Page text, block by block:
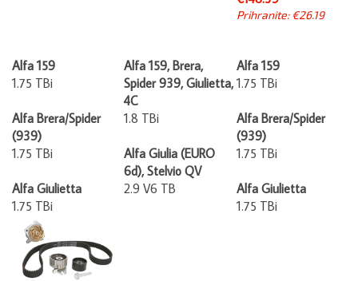
Prihranite: €26.19
Alfa 159
1.75 TBi
Alfa Brera/Spider
(939)
1.75 TBi
Alfa Giulietta
1.75 TBi
Alfa 159, Brera,
Spider 939, Giulietta,
4C
1.8 TBi
Alfa Giulia (EURO
6d), Stelvio QV
2.9 V6 TB
Alfa 159
1.75 TBi
Alfa Brera/Spider
(939)
1.75 TBi
Alfa Giulietta
1.75 TBi